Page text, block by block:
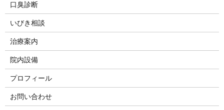
口臭診断
いびき相談
治療案内
院内設備
プロフィール
お問い合わせ